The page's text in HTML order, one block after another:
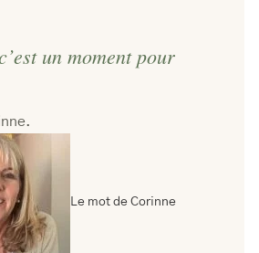
un moment pour
Le mot de Corinne